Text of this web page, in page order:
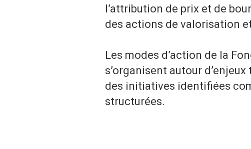
l’attribution de prix et de
des actions de valorisation
Les modes d’action de la
s’organisent autour
des initiatives identifiées
structurées.